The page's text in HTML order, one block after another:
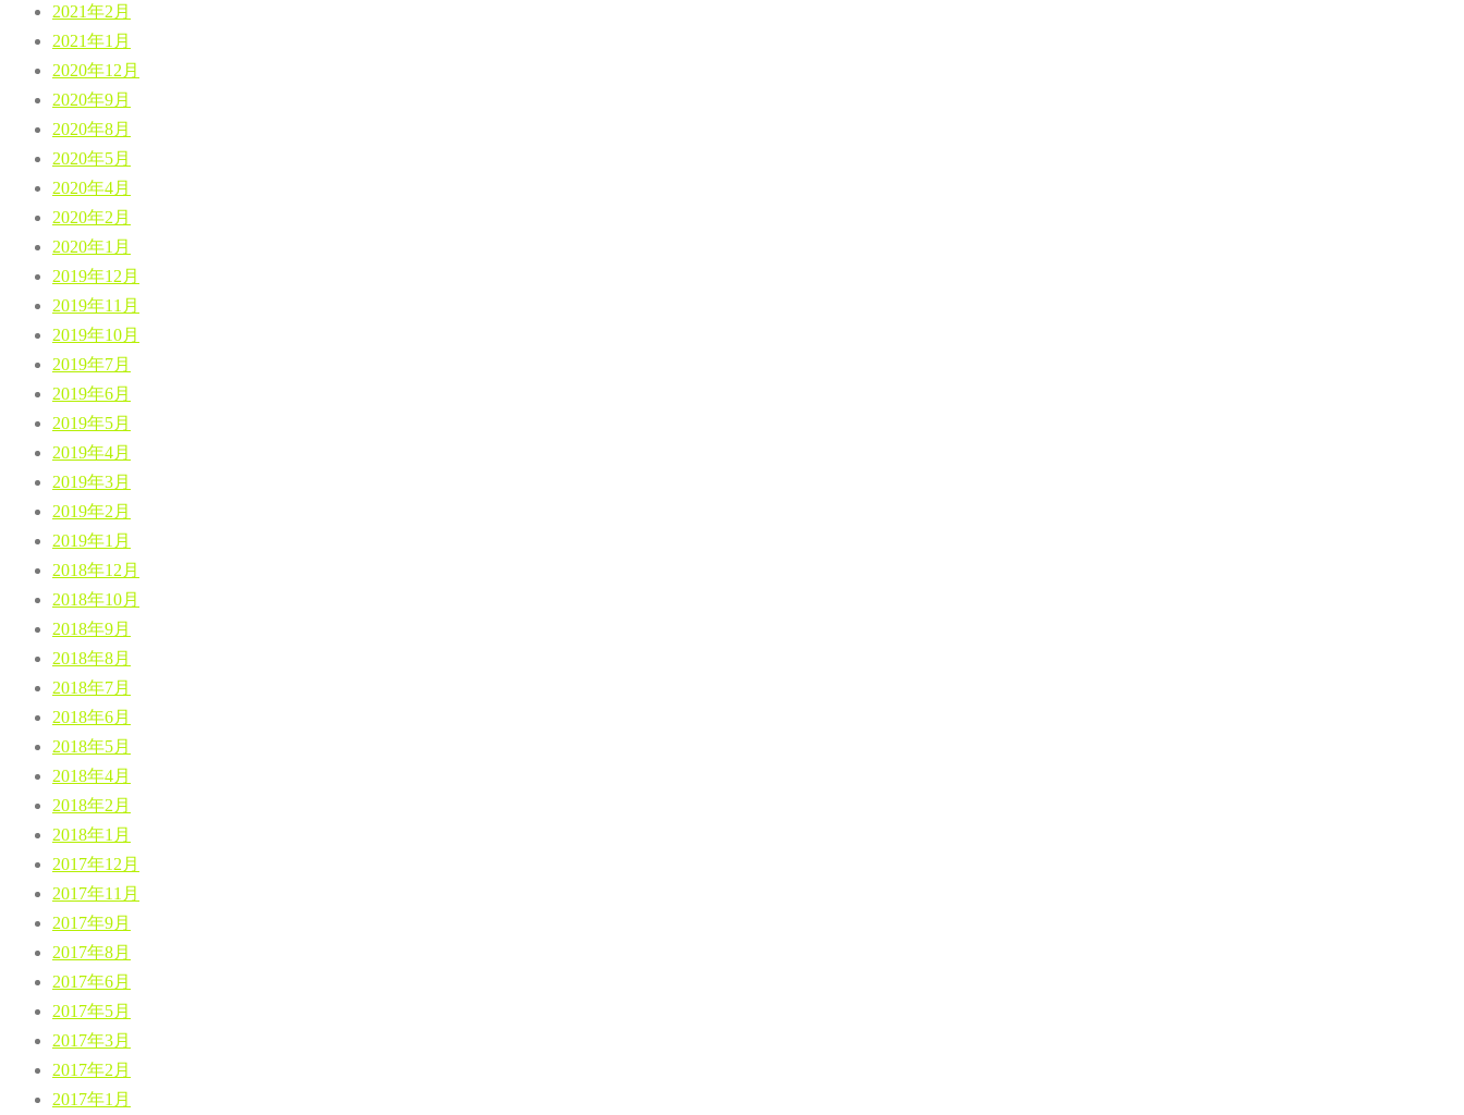
2021年2月
2021年1月
2020年12月
2020年9月
2020年8月
2020年5月
2020年4月
2020年2月
2020年1月
2019年12月
2019年11月
2019年10月
2019年7月
2019年6月
2019年5月
2019年4月
2019年3月
2019年2月
2019年1月
2018年12月
2018年10月
2018年9月
2018年8月
2018年7月
2018年6月
2018年5月
2018年4月
2018年2月
2018年1月
2017年12月
2017年11月
2017年9月
2017年8月
2017年6月
2017年5月
2017年3月
2017年2月
2017年1月